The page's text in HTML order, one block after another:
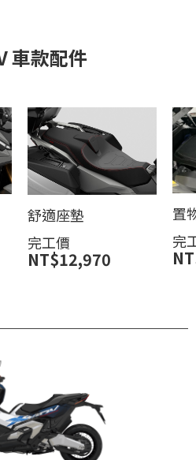
車款配件
舒適座墊
完工價
NT$12,970
置
完